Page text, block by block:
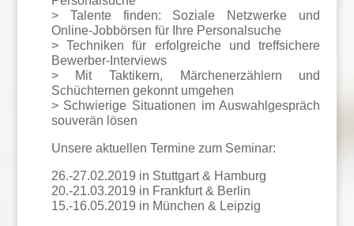
> Talente finden: Soziale Netzwerke und
Online-Jobbörsen für Ihre Personalsuche
> Techniken für erfolgreiche und treffsichere
Bewerber-Interviews
> Mit Taktikern, Märchenerzählern und
Schüchternen gekonnt umgehen
> Schwierige Situationen im Auswahlgespräch
souverän lösen
Unsere aktuellen Termine zum Seminar:
26.-27.02.2019 in Stuttgart & Hamburg
20.-21.03.2019 in Frankfurt & Berlin
15.-16.05.2019 in München & Leipzig